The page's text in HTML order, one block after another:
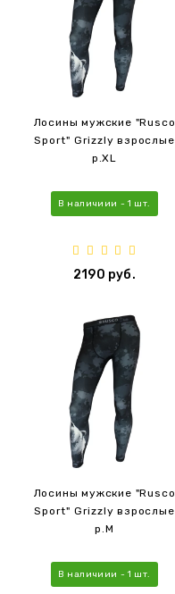
Лосины мужские "Rusco
Sport" Grizzly взрослые
р.XL
В наличиии - 1 шт.
2190 руб.
Лосины мужские "Rusco
Sport" Grizzly взрослые
р.M
В наличиии - 1 шт.